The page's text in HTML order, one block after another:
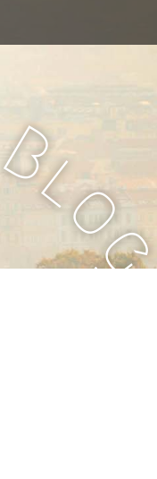
B
l
o